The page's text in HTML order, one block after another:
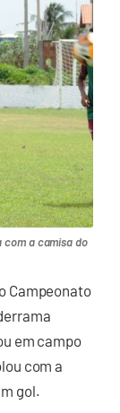
a camisa do
Campeonato
em campo
com a
gol.